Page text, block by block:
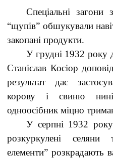
Спеціальні
“щупів” обшукували
закопані продукти.
У грудні 1932
Станіслав Косіор
результат дає
корову і свиню
одноосібник міцно
У серпні 1932
розкуркулені селяни
елементи” розкрадають